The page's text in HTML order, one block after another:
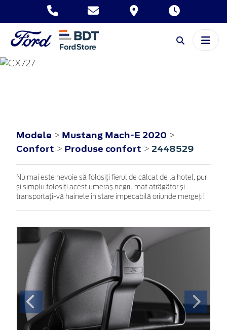
Modele > Mustang Mach-E 2020 >
Confort > Produse confort > 2448529
Nu mai este nevoie să folosiți fierul de călcat de la hotel, pur
și simplu folosiți acest umeraș negru mat atrăgător și
transportați-vă hainele în stare impecabilă oriunde mergeți!